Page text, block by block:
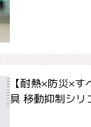
【耐熱×防災×
具 移動抑制シリ